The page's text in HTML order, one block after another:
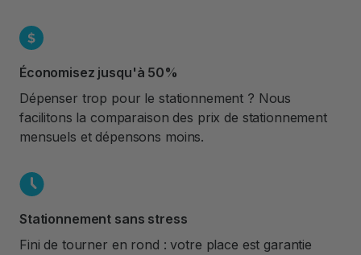
Économisez jusqu'à 50%
Dépenser trop pour le stationnement ? Nous
facilitons la comparaison des prix de stationnement
mensuels et dépensons moins.
Stationnement sans stress
Fini de tourner en rond : votre place est garantie